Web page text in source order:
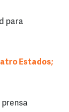
para
Estados;